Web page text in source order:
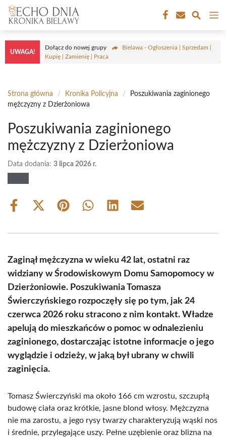
Przejdź
treści
UWAGA!
Dołącz do nowej grupy
Bielawa - Ogłoszenia | Sprzedam |
Kupię | Zamienię | Praca
Strona główna / Kronika Policyjna /
Poszukiwania zaginionego
mężczyzny z Dzierżoniowa
Poszukiwania zaginionego
mężczyzny z Dzierżoniowa
Data dodania: 3 lipca 2026 r.
Share
Share
(Twitter)
Share Share Share Share
Zaginął mężczyzna w wieku 42 lat, ostatni raz
widziany w Środowiskowym Domu Samopomocy w
Dzierżoniowie. Poszukiwania Tomasza
Świerczyńskiego rozpoczęły się po tym, jak 24
czerwca 2026 roku stracono z nim kontakt. Władze
apelują do mieszkańców o pomoc w odnalezieniu
zaginionego, dostarczając istotne informacje o jego
wyglądzie i odzieży, w jaką był ubrany w chwili
zaginięcia.
Tomasz Świerczyński ma około 166 cm wzrostu, szczupłą
budowę ciała oraz krótkie, jasne blond włosy. Mężczyzna
nie ma zarostu, a jego rysy twarzy charakteryzują wąski nos
i średnie, przylegające uszy. Pełne uzębienie oraz blizna na